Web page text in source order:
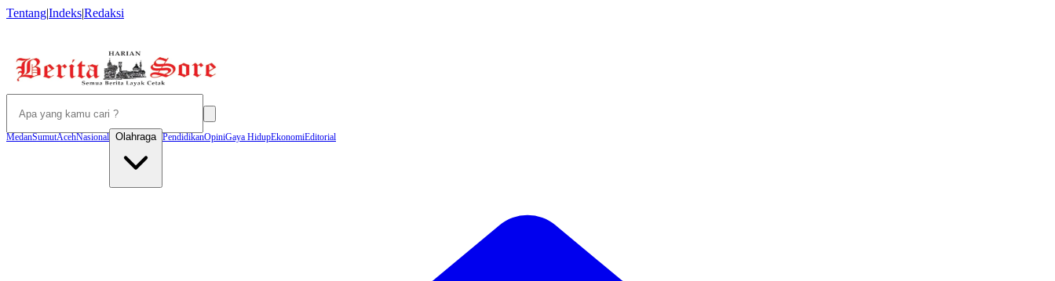
Tentang|Indeks|Redaksi
MedanSumutAcehNasional Olahraga PendidikanOpiniGaya HidupEkonomiEditorial